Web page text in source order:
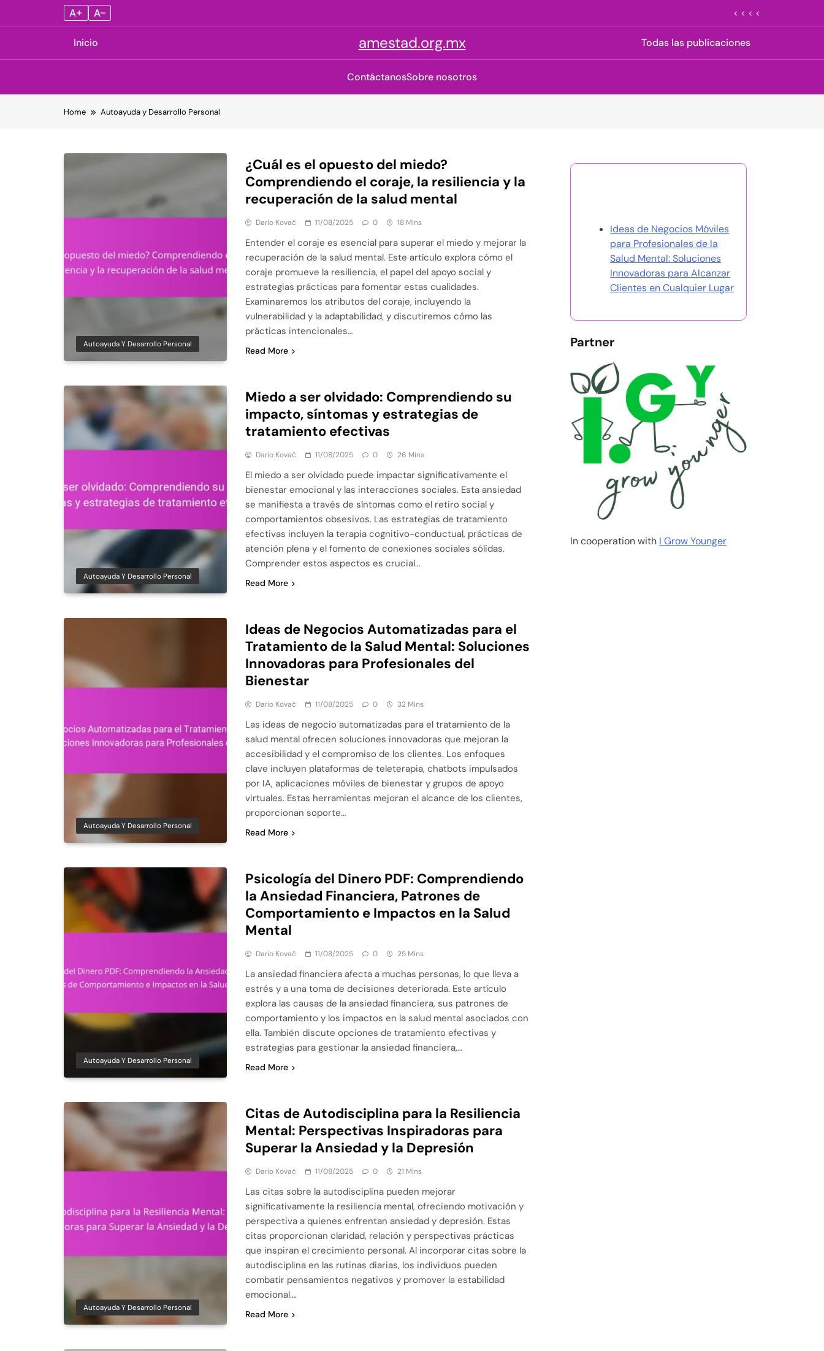
A+ A– < < < <
Inicio amestad.org.mx Todas las publicaciones
ContáctanosSobre nosotros
Home Autoayuda y Desarrollo Personal
Autoayuda Y Desarrollo Personal
¿Cuál es el opuesto del miedo?
Comprendiendo el coraje, la resiliencia y la
recuperación de la salud mental
Dario Kovač 11/08/2025 0 18 Mins
Entender el coraje es esencial para superar el miedo y mejorar la
recuperación de la salud mental. Este artículo explora cómo el
coraje promueve la resiliencia, el papel del apoyo social y
estrategias prácticas para fomentar estas cualidades.
Examinaremos los atributos del coraje, incluyendo la
vulnerabilidad y la adaptabilidad, y discutiremos cómo las
prácticas intencionales…
Read More
Autoayuda Y Desarrollo Personal
Miedo a ser olvidado: Comprendiendo su
impacto, síntomas y estrategias de
tratamiento efectivas
Dario Kovač 11/08/2025 0 26 Mins
El miedo a ser olvidado puede impactar significativamente el
bienestar emocional y las interacciones sociales. Esta ansiedad
se manifiesta a través de síntomas como el retiro social y
comportamientos obsesivos. Las estrategias de tratamiento
efectivas incluyen la terapia cognitivo-conductual, prácticas de
atención plena y el fomento de conexiones sociales sólidas.
Comprender estos aspectos es crucial…
Read More
Autoayuda Y Desarrollo Personal
Ideas de Negocios Automatizadas para el
Tratamiento de la Salud Mental: Soluciones
Innovadoras para Profesionales del
Bienestar
Dario Kovač 11/08/2025 0 32 Mins
Las ideas de negocio automatizadas para el tratamiento de la
salud mental ofrecen soluciones innovadoras que mejoran la
accesibilidad y el compromiso de los clientes. Los enfoques
clave incluyen plataformas de teleterapia, chatbots impulsados
por IA, aplicaciones móviles de bienestar y grupos de apoyo
virtuales. Estas herramientas mejoran el alcance de los clientes,
proporcionan soporte…
Read More
Autoayuda Y Desarrollo Personal
Psicología del Dinero PDF: Comprendiendo
la Ansiedad Financiera, Patrones de
Comportamiento e Impactos en la Salud
Mental
Dario Kovač 11/08/2025 0 25 Mins
La ansiedad financiera afecta a muchas personas, lo que lleva a
estrés y a una toma de decisiones deteriorada. Este artículo
explora las causas de la ansiedad financiera, sus patrones de
comportamiento y los impactos en la salud mental asociados con
ella. También discute opciones de tratamiento efectivas y
estrategias para gestionar la ansiedad financiera,…
Read More
Autoayuda Y Desarrollo Personal
Citas de Autodisciplina para la Resiliencia
Mental: Perspectivas Inspiradoras para
Superar la Ansiedad y la Depresión
Dario Kovač 11/08/2025 0 21 Mins
Las citas sobre la autodisciplina pueden mejorar
significativamente la resiliencia mental, ofreciendo motivación y
perspectiva a quienes enfrentan ansiedad y depresión. Estas
citas proporcionan claridad, relación y perspectivas prácticas
que inspiran el crecimiento personal. Al incorporar citas sobre la
autodisciplina en las rutinas diarias, los individuos pueden
combatir pensamientos negativos y promover la estabilidad
emocional….
Read More
Ideas de Negocios Móviles
para Profesionales de la
Salud Mental: Soluciones
Innovadoras para Alcanzar
Clientes en Cualquier Lugar
Partner
In cooperation with I Grow Younger